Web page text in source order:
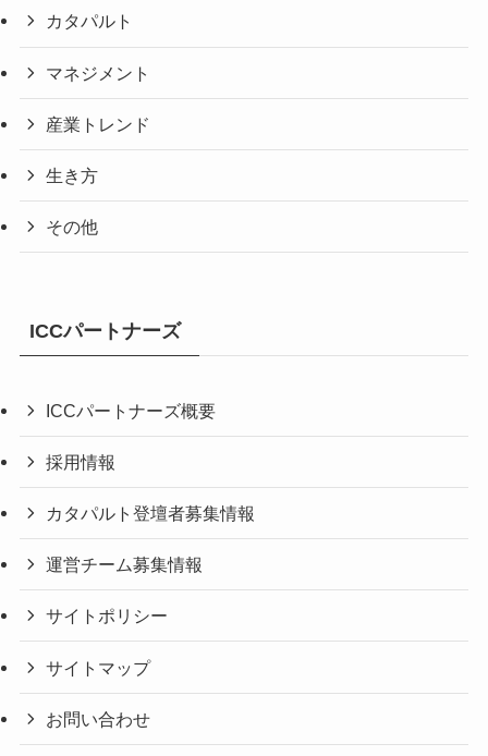
カタパルト
マネジメント
産業トレンド
生き方
その他
ICCパートナーズ
ICCパートナーズ概要
採用情報
カタパルト登壇者募集情報
運営チーム募集情報
サイトポリシー
サイトマップ
お問い合わせ